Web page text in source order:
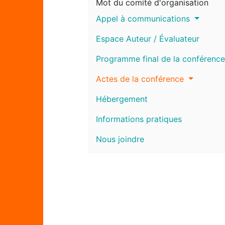
Mot du comité d'organisation
Appel à communications
Espace Auteur / Évaluateur
Programme final de la conférence
Actes de la conférence
Hébergement
Informations pratiques
Nous joindre